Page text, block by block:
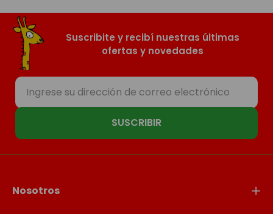
Suscribite y recibí nuestras últimas
ofertas y novedades
SUSCRIBIR
Nosotros